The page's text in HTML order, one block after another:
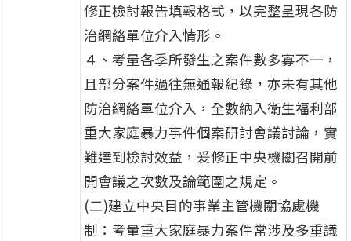
修正檢討報告填報格式，以完整呈現各防
治網絡單位介入情形。
４、考量各季所發生之案件數多寡不一，
且部分案件過往無通報紀錄，亦未有其他
防治網絡單位介入，全數納入衛生福利部
重大家庭暴力事件個案研討會議討論，實
難達到檢討效益，爰修正中央機關召開前
開會議之次數及論範圍之規定。
(二)建立中央目的事業主管機關協處機
制：考量重大家庭暴力案件常涉及多重議